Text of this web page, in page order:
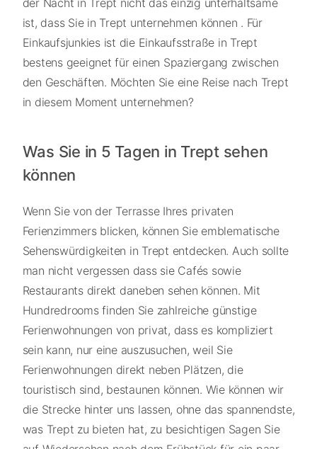
der Nacht in Trept nicht das einzig unterhaltsame
ist, dass Sie in Trept unternehmen können . Für
Einkaufsjunkies ist die Einkaufsstraße in Trept
bestens geeignet für einen Spaziergang zwischen
den Geschäften. Möchten Sie eine Reise nach Trept
in diesem Moment unternehmen?
Was Sie in 5 Tagen in Trept sehen
können
Wenn Sie von der Terrasse Ihres privaten
Ferienzimmers blicken, können Sie emblematische
Sehenswürdigkeiten in Trept entdecken. Auch sollte
man nicht vergessen dass sie Cafés sowie
Restaurants direkt daneben sehen können. Mit
Hundredrooms finden Sie zahlreiche günstige
Ferienwohnungen von privat, dass es kompliziert
sein kann, nur eine auszusuchen, weil Sie
Ferienwohnungen direkt neben Plätzen, die
touristisch sind, bestaunen können. Wie können wir
die Strecke hinter uns lassen, ohne das spannendste,
was Trept zu bieten hat, zu besichtigen Sagen Sie